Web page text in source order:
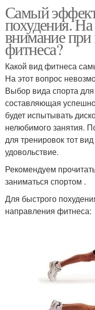
Самый
похудения.
внимание
фитнеса?
Какой вид фитнеса
На этот вопрос
Выбор вида спорта
составляющая
будет испытывать
нелюбимого занятия.
для тренировок тот
удовольствие.
Рекомендуем
заниматься спортом .
Для быстрого
направления фитнеса: